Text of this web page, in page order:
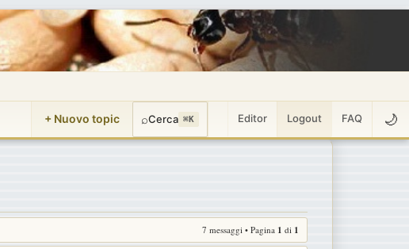
+ Nuovo topic ⌕Cerca ⌘K Editor Logout FAQ 🌙
7 messaggi • Pagina 1 di 1